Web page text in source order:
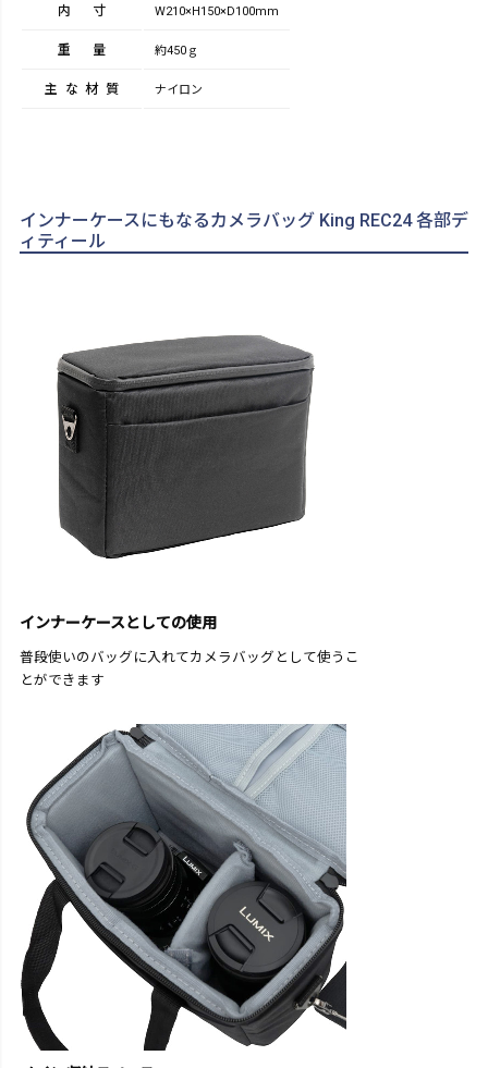
内寸 W210×H150×D100mm
重量 約450ｇ
主な材質 ナイロン
インナーケースにもなるカメラバッグ King REC24 各部デ
ィティール
インナーケースとしての使用
普段使いのバッグに入れてカメラバッグとして使うこ
とができます